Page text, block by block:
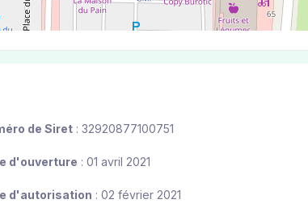
de Siret : 32920877100751
d'ouverture : 01 avril 2021
d'autorisation : 02 février 2021